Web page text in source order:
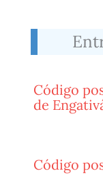
Código
de
Código